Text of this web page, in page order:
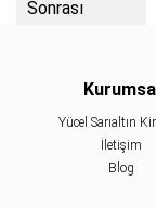
Yücel Sarıaltın
İletişim
Blog